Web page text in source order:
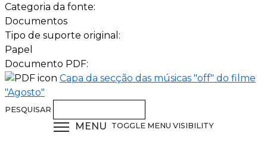
Categoria da fonte:
Documentos
Tipo de suporte original:
Papel
Documento PDF:
Capa da secção das músicas "off" do filme
"Agosto"
PESQUISAR
MENU TOGGLE MENU VISIBILITY